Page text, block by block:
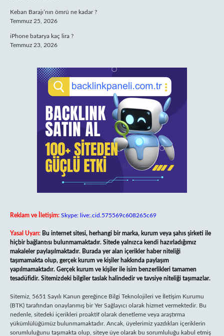
Keban Barajı’nın ömrü ne kadar ?
Temmuz 25, 2026
iPhone batarya kaç lira ?
Temmuz 23, 2026
Reklam ve İletişim: Skype: live:.cid.575569c608265c69
Yasal Uyarı: Bu internet sitesi, herhangi bir marka, kurum veya şahıs şirketi ile
hiçbir bağlantısı bulunmamaktadır. Sitede yalnızca kendi hazırladığımız
makaleler paylaşılmaktadır. Burada yer alan içerikler haber niteliği
taşımamakta olup, gerçek kurum ve kişiler hakkında paylaşım
yapılmamaktadır. Gerçek kurum ve kişiler ile isim benzerlikleri tamamen
tesadüfidir. Sitemizdeki bilgiler taslak halindedir ve tavsiye niteliği taşımazlar.
Sitemiz, 5651 Sayılı Kanun gereğince Bilgi Teknolojileri ve İletişim Kurumu
(BTK) tarafından onaylanmış bir Yer Sağlayıcı olarak hizmet vermektedir. Bu
nedenle, sitedeki içerikleri proaktif olarak denetleme veya araştırma
yükümlülüğümüz bulunmamaktadır. Ancak, üyelerimiz yazdıkları içeriklerin
sorumluluğunu taşımakta olup, siteye üye olarak bu sorumluluğu kabul etmiş